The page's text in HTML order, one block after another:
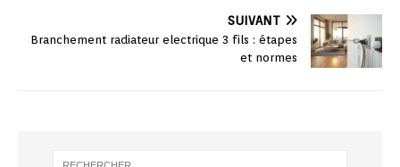
SUIVANT
Branchement radiateur electrique 3 fils : étapes
et normes